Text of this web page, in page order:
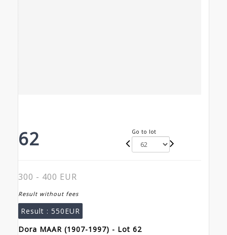
62 Go to lot
300 - 400 EUR
Result without fees
Result : 550EUR
Dora MAAR (1907-1997) - Lot 62